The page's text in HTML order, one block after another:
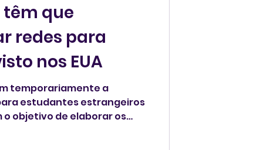
que
redes para
nos EUA
temporariamente a
estudantes estrangeiros
o objetivo de elaborar os